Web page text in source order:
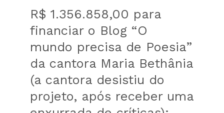
R$ 1.356.858,00 para
financiar o Blog “O
mundo precisa de Poesia”
da cantora Maria Bethânia
(a cantora desistiu do
projeto, após receber uma